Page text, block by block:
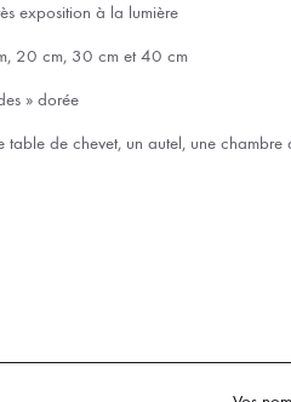
exposition à la lumière
20 cm, 30 cm et 40 cm
» dorée
de chevet, un autel, une chambre